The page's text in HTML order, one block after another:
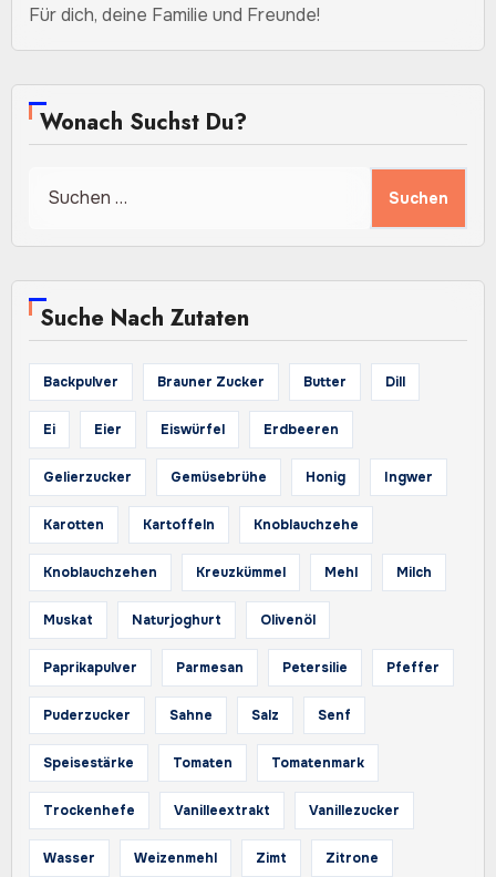
Für dich, deine Familie und Freunde!
Wonach Suchst Du?
Suche Nach Zutaten
Backpulver Brauner Zucker Butter Dill
Ei Eier Eiswürfel Erdbeeren
Gelierzucker Gemüsebrühe Honig Ingwer
Karotten Kartoffeln Knoblauchzehe
Knoblauchzehen Kreuzkümmel Mehl Milch
Muskat Naturjoghurt Olivenöl
Paprikapulver Parmesan Petersilie Pfeffer
Puderzucker Sahne Salz Senf
Speisestärke Tomaten Tomatenmark
Trockenhefe Vanilleextrakt Vanillezucker
Wasser Weizenmehl Zimt Zitrone